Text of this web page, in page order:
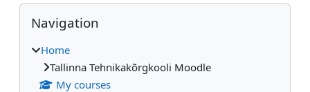
Blocks
Skip Navigation
Navigation
Home
Tallinna Tehnikakõrgkooli Moodle
My courses